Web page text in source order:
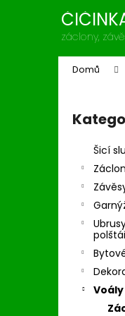
záclony,
Domů
Přeskočit
kategorie
Šicí
Voály
Zpět
obchodu
Zpět
obchodu